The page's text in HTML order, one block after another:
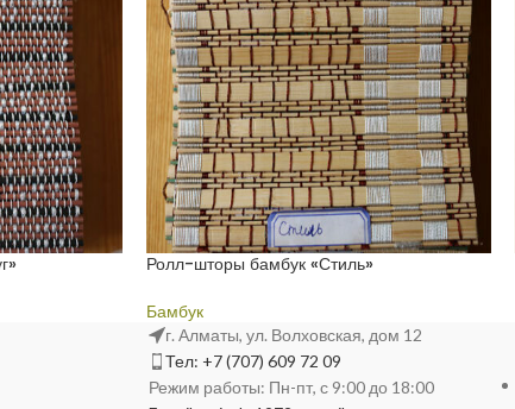
Ролл-шторы бамбук «Стиль»
Бамбук
г. Алматы, ул. Волховская, дом 12
Тел: +7 (707) 609 72 09
Режим работы: Пн-пт, с 9:00 до 18:00